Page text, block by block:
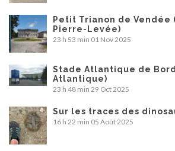
Petit Trianon de Vendée
Pierre-Levée)
23 h 53 min 01 Nov 2025
Stade Atlantique de
Atlantique)
23 h 48 min 29 Oct 2025
Sur les traces des
16 h 22 min 05 Août 2025